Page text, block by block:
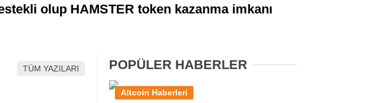
Stablecoin Haberleri
olup HAMSTER token kazanma imkanı
TÜM YAZILARI POPÜLER HABERLER
Altcoin Haberleri